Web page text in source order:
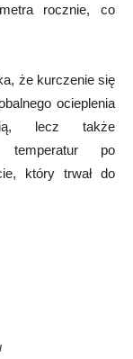
rocznie, co
że kurczenie się
ocieplenia
lecz także
temperatur po
który trwał do